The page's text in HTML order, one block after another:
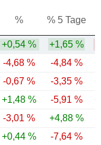
% % 5 Tage
+0,54 % +1,65 %
-4,68 % -4,84 %
-0,67 % -3,35 %
+1,48 % -5,91 %
-3,01 % +4,88 %
+0,44 % -7,64 %